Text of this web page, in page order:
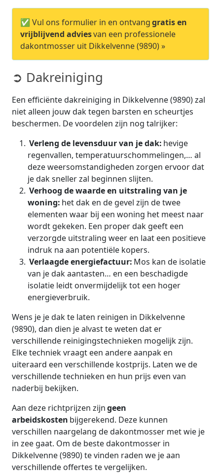
✅ Vul ons formulier in en ontvanggratis en
vrijblijvend adviesvan een professionele
dakontmosser uit Dikkelvenne (9890) »
➲ Dakreiniging
Een efficiënte dakreiniging in Dikkelvenne (9890) zal
niet alleen jouw dak tegen barsten en scheurtjes
beschermen. De voordelen zijn nog talrijker:
Verleng de levensduur van je dak: hevige
regenvallen, temperatuurschommelingen,… al
deze weersomstandigheden zorgen ervoor dat
je dak sneller zal beginnen slijten.
Verhoog de waarde en uitstraling van je
woning: het dak en de gevel zijn de twee
elementen waar bij een woning het meest naar
wordt gekeken. Een proper dak geeft een
verzorgde uitstraling weer en laat een positieve
indruk na aan potentiële kopers.
Verlaagde energiefactuur: Mos kan de isolatie
van je dak aantasten… en een beschadigde
isolatie leidt onvermijdelijk tot een hoger
energieverbruik.
Wens je je dak te laten reinigen in Dikkelvenne
(9890), dan dien je alvast te weten dat er
verschillende reinigingstechnieken mogelijk zijn.
Elke techniek vraagt een andere aanpak en
uiteraard een verschillende kostprijs. Laten we de
verschillende technieken en hun prijs even van
naderbij bekijken.
Aan deze richtprijzen zijngeen
arbeidskosten bijgerekend. Deze kunnen
verschillen naargelang de dakontmosser met wie je
in zee gaat. Om de beste dakontmosser in
Dikkelvenne (9890) te vinden raden we je aan
verschillende offertes te vergelijken.